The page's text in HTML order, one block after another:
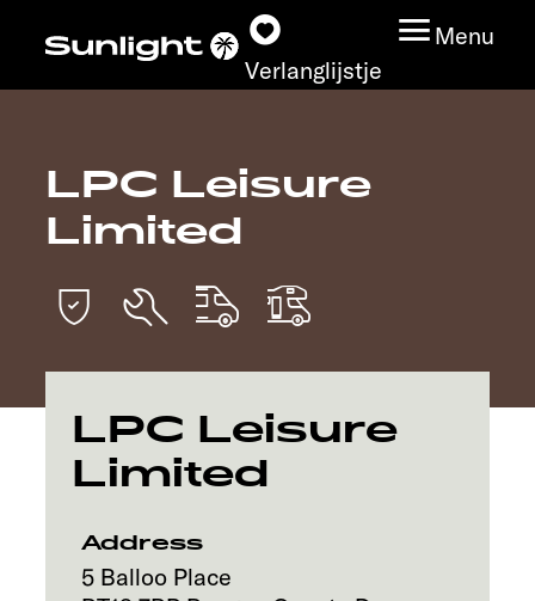
Verlanglijstje
Menu
Modeloverzicht
Vind jouw Sunlight
Ontdek
LPC Leisure
Limited
LPC Leisure
Limited
Address
5 Balloo Place